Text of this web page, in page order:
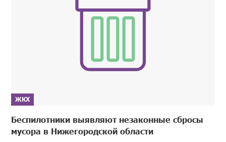
ЖКХ
Беспилотники выявляют незаконные сбросы
мусора в Нижегородской области